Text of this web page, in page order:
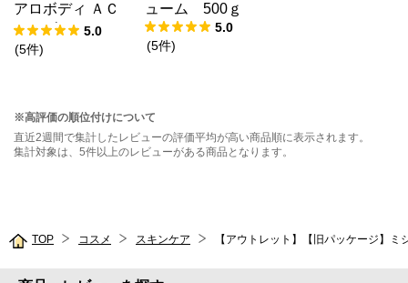
アロボディ ＡＣ
パウダーイン ミ
スト 150g
5.0
(5件)
ューム 500ｇ
5.0
(5件)
※高評価の順位付けについて
直近2週間で集計したレビューの評価平均が高い商品順に表示されます。
集計対象は、5件以上のレビューがある商品となります。
TOP コスメ スキンケア